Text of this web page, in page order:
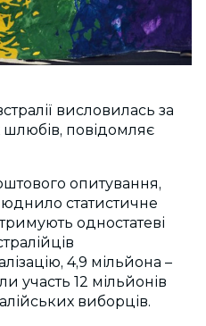
висловилась за
повідомляє
опитування,
статистичне
одностатеві
4,9 мільйона –
участь 12 мільйонів
виборців.